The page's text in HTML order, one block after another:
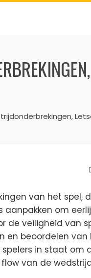
van het spel,
om
de veiligheid van
en beoordelen van
in staat om
van de